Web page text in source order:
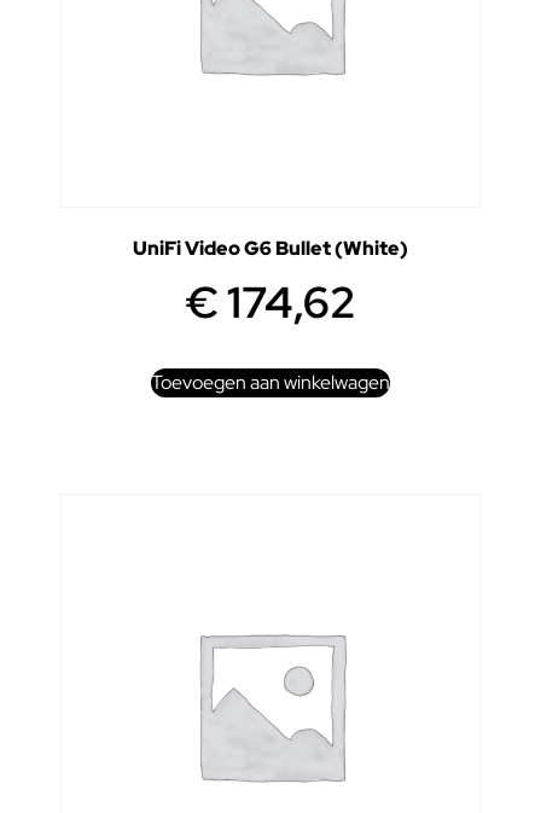
UniFi Video G6 Bullet (White)
€174,62
Toevoegen aan winkelwagen